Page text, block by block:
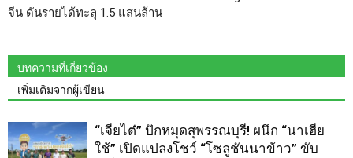
จีน ดันรายได้ทะลุ 1.5 แสนล้าน
บทความที่เกี่ยวข้อง
เพิ่มเติมจากผู้เขียน
“เจียไต๋” ปักหมุดสุพรรณบุรี! ผนึก “นาเฮีย
ใช้” เปิดแปลงโชว์ “โซลูชันนาข้าว” ขับ